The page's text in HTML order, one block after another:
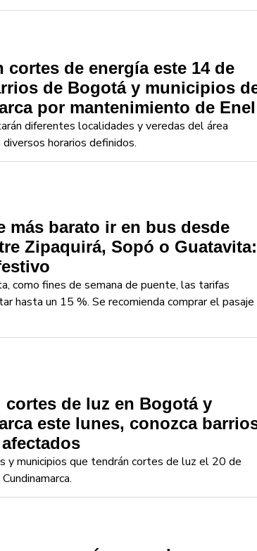
cortes de energía este 14 de
de Bogotá y municipios
por mantenimiento de Enel
diferentes localidades y veredas del área
horarios definidos.
más barato ir en bus desde
Zipaquirá, Sopó o Guatavita:
como fines de semana de puente, las tarifas
hasta un 15 %. Se recomienda comprar el pasaje
cortes de luz en Bogotá y
este lunes, conozca
y municipios que tendrán cortes de luz el 20 de